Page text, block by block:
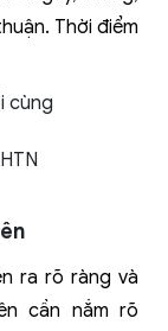
Thời điểm
cùng
ra rõ ràng và
cần nắm rõ